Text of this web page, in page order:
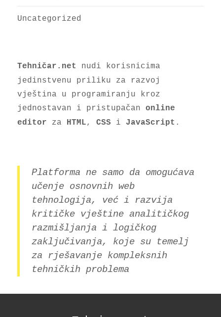
Uncategorized
Tehničar.net
nudi korisnicima
jedinstvenu priliku za razvoj
vještina u programiranju kroz
jednostavan i pristupačan online
editor za HTML , CSS i JavaScript .
Platforma ne samo da omogućava
učenje osnovnih web
tehnologija, već i razvija
kritičke vještine analitičkog
razmišljanja i logičkog
zaključivanja, koje su temelj
za rješavanje kompleksnih
tehničkih problema